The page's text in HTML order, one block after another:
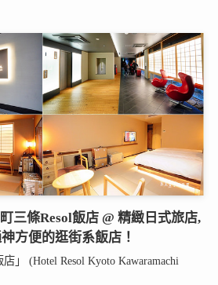
三條Resol飯店 @ 精緻日式旅店,
方便的逛街系飯店！
店」 (Hotel Resol Kyoto Kawaramachi